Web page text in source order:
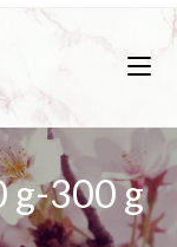
g-300 g